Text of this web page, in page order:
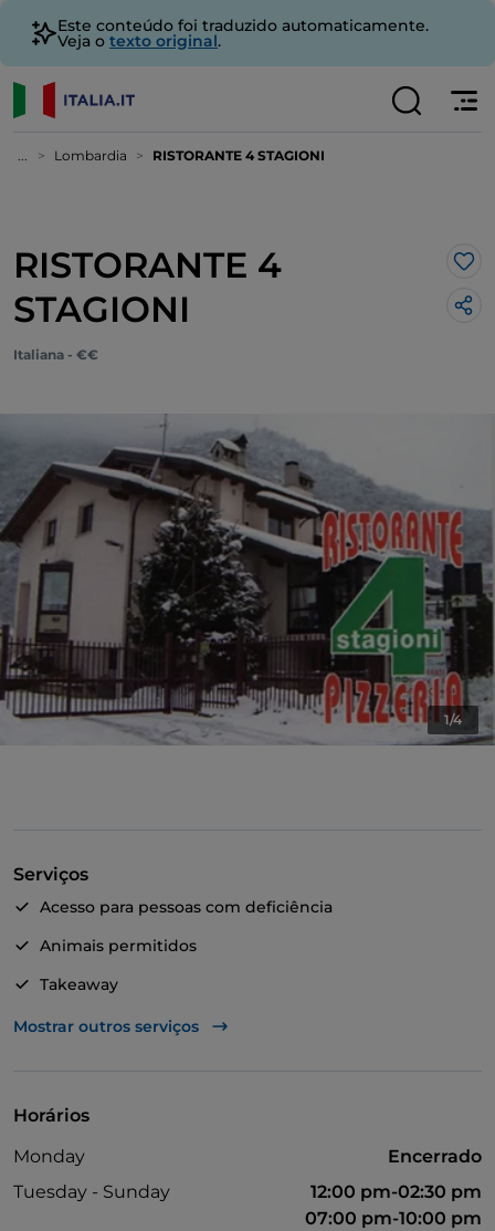
Este conteúdo foi traduzido automaticamente.
Veja o texto original.
... Lombardia RISTORANTE 4 STAGIONI
RISTORANTE 4
STAGIONI
Italiana - €€
1/4
Serviços
Acesso para pessoas com deficiência
Animais permitidos
Takeaway
Menu infantil
Mostrar outros serviços
Horários
Monday
Encerrado
Tuesday - Sunday
12:00 pm-02:30 pm
07:00 pm-10:00 pm